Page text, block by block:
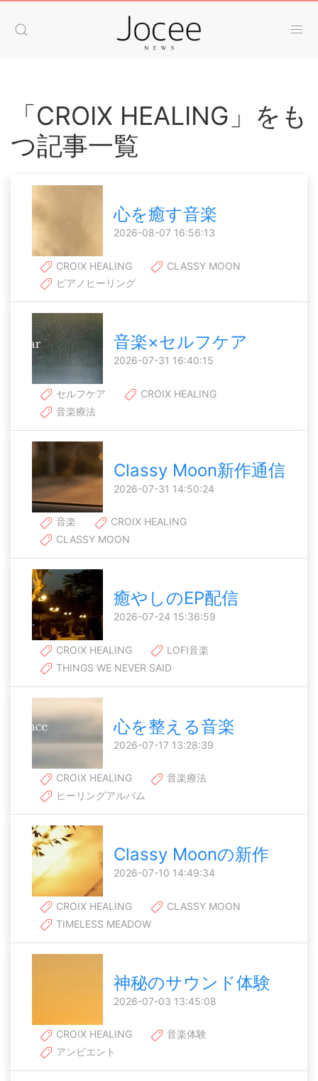
「CROIX HEALING」をも
つ記事一覧
心を癒す音楽
2026-08-07 16:56:13
CROIX HEALING
CLASSY MOON
ピアノヒーリング
音楽×セルフケア
2026-07-31 16:40:15
セルフケア
CROIX HEALING
音楽療法
Classy Moon新作通信
2026-07-31 14:50:24
音楽
CROIX HEALING
CLASSY MOON
癒やしのEP配信
2026-07-24 15:36:59
CROIX HEALING
LOFI音楽
THINGS WE NEVER SAID
心を整える音楽
2026-07-17 13:28:39
CROIX HEALING
音楽療法
ヒーリングアルバム
Classy Moonの新作
2026-07-10 14:49:34
CROIX HEALING
CLASSY MOON
TIMELESS MEADOW
神秘のサウンド体験
2026-07-03 13:45:08
CROIX HEALING
音楽体験
アンビエント